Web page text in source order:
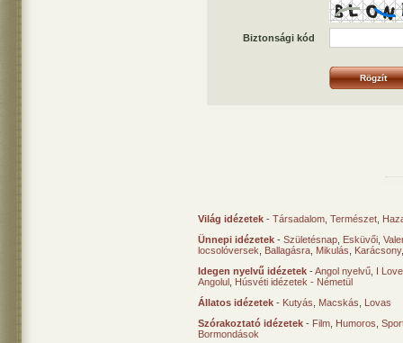
Biztonsági kód
Világ idézetek - Társadalom Természet
Ünnepi idézetek - Születésnap Esküvői
locsolóversek
Ballagásra Mikulás Karácsony
Idegen nyelvű idézetek -Angol nyelvű I
Angolul Húsvéti idézetek - Németül
Állatos idézetek - Kutyás Macskás
Lovas
Szórakoztató idézetek - Film Humoros
Bormondások